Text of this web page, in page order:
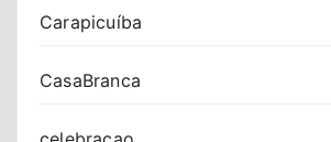
Carapicuíba
CasaBranca